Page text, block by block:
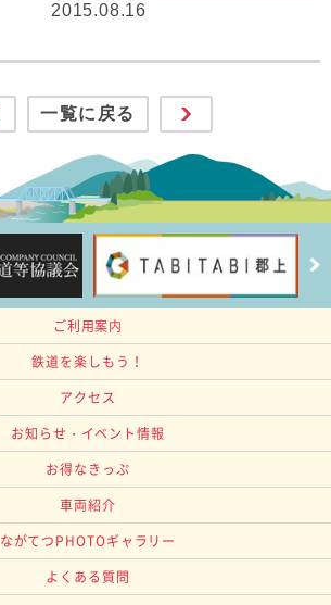
2015.08.16
一覧に戻る
ご利用案内
鉄道を楽しもう！
アクセス
お知らせ・イベント情報
お得なきっぷ
車両紹介
ながてつPHOTOギャラリー
よくある質問